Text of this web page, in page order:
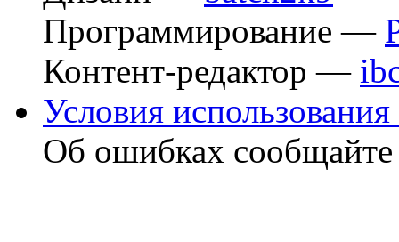
Программирование —
Контент-редактор —
Условия использования
Об ошибках